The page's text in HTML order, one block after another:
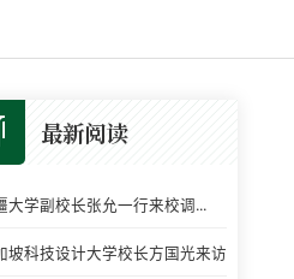
最新阅读
大学副校长张允一行来校调...
坡科技设计大学校长方国光来访